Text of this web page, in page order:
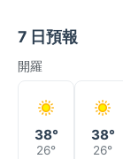
7 日預報
開羅
38°
26°
38°
26°